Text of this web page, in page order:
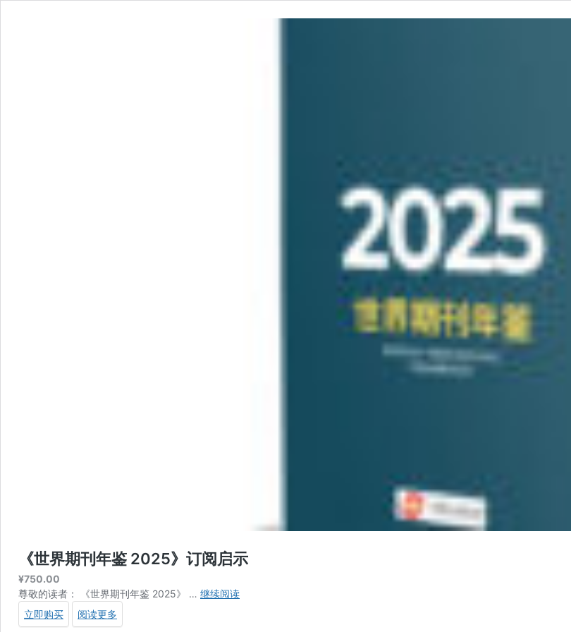
《世界期刊年鉴 2025》订阅启示
¥750.00
尊敬的读者： 《世界期刊年鉴 2025》 … 继续阅读《世
立即购买 阅读更多